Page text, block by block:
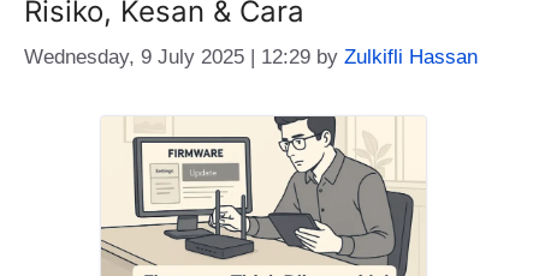
Risiko, Kesan & Cara
Wednesday, 9 July 2025 | 12:29 by Zulkifli Hassan